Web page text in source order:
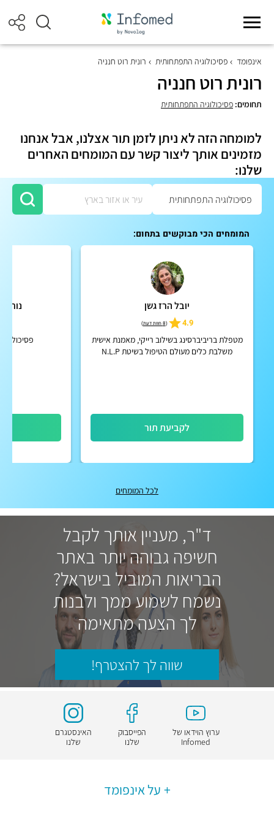
אינפומד פסיכולוגיה התפתחותית רונית רוט חנניה
רונית רוט חנניה
תחומים: פסיכולוגיה התפתחותית
למומחה הזה לא ניתן לזמן תור אצלנו, אבל אנחנו
מזמינים אותך ליצור קשר עם המומחים האחרים
שלנו:
המומחים הכי מבוקשים בתחום:
יובל הרז גשן
4.9
(8 חוות דעת )
מטפלת בריביברסינג בשילוב רייקי, מאמנת אישית
משלבת כלים מעולם הטיפול בשיטת N.L.P
לקביעת תור
לכל המומחים
ד"ר, מעניין אותך לקבל
חשיפה גבוהה יותר באתר
הבריאות המוביל בישראל?
נשמח לשמוע ממך ולבנות
לך הצעה מתאימה
שווה לך להצטרף!
ערוץ הוידאו של
Infomed
הפייסבוק
שלנו
האינסטגרם
שלנו
על אינפומד